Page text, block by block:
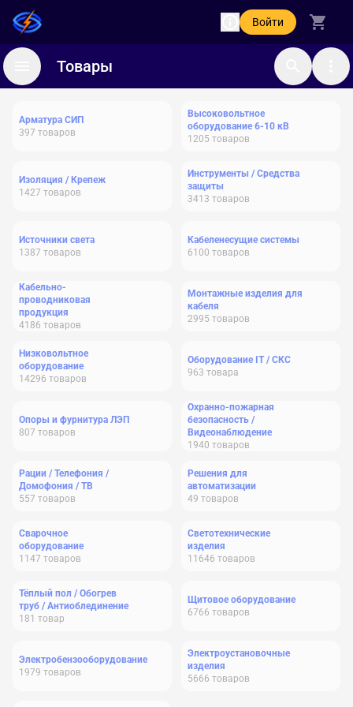
Войти
Товары
Арматура СИП
397 товаров
Высоковольтное
оборудование 6-10 кВ
1205 товаров
Изоляция / Крепеж
1427 товаров
Инструменты / Средства
защиты
3413 товаров
Источники света
1387 товаров
Кабеленесущие системы
6100 товаров
Кабельно-
проводниковая
продукция
4186 товаров
Монтажные изделия для
кабеля
2995 товаров
Низковольтное
оборудование
14296 товаров
Оборудование IT / СКС
963 товара
Опоры и фурнитура ЛЭП
807 товаров
Охранно-пожарная
безопасность /
Видеонаблюдение
1940 товаров
Рации / Телефония /
Домофония / ТВ
557 товаров
Решения для
автоматизации
49 товаров
Сварочное
оборудование
1147 товаров
Светотехнические
изделия
11646 товаров
Тёплый пол / Обогрев
труб / Антиоблединение
181 товар
Щитовое оборудование
6766 товаров
Электробензооборудование
1979 товаров
Электроустановочные
изделия
5666 товаров